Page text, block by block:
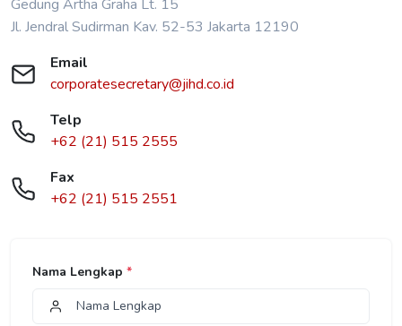
Nama Lengkap *
Gedung Artha Graha Lt. 15
Jl. Jendral Sudirman Kav. 52-53 Jakarta 12190
Email
corporatesecretary@jihd.co.id
Telp
+62 (21) 515 2555
Fax
+62 (21) 515 2551